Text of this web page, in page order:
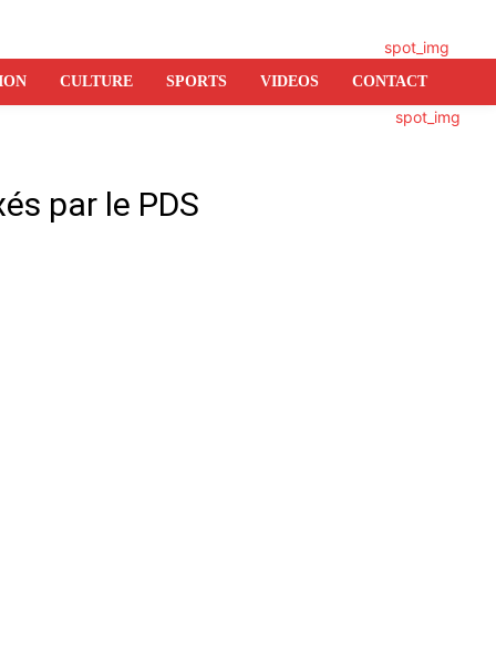
CULTURE SPORTS VIDEOS CONTACT
par le PDS